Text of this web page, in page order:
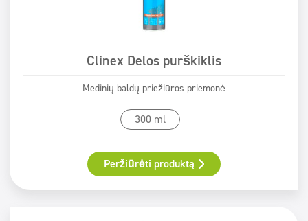
Clinex Delos purškiklis
Medinių baldų priežiūros priemonė
300 ml
Peržiūrėti produktą